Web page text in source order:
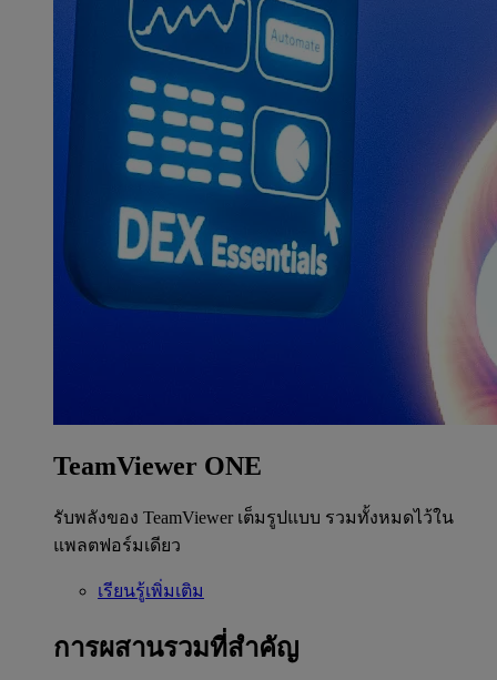
TeamViewer ONE
รับพลังของ TeamViewer เต็มรูปแบบ รวมทั้งหมดไว้ใน
แพลตฟอร์มเดียว
เรียนรู้เพิ่มเติม
การผสานรวมที่สำคัญ